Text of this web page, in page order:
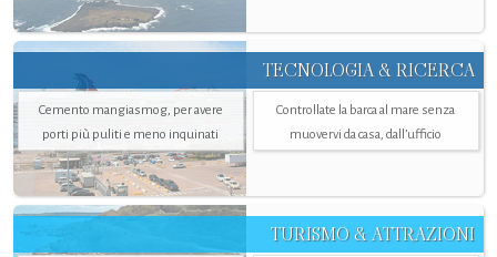
TECNOLOGIA & RICERCA
Cemento mangiasmog, per avere
porti più puliti e meno inquinati
Controllate la barca al mare senza
muovervi da casa, dall’ufficio
TURISMO & ATTRAZIONI